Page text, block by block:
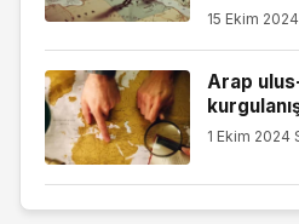
15 Ekim 2024
Arap
1 Ekim 2024